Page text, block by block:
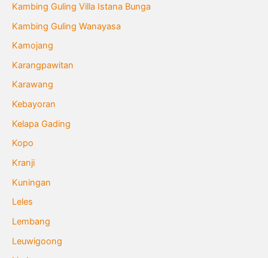
Kambing Guling Villa Istana Bunga
Kambing Guling Wanayasa
Kamojang
Karangpawitan
Karawang
Kebayoran
Kelapa Gading
Kopo
Kranji
Kuningan
Leles
Lembang
Leuwigoong